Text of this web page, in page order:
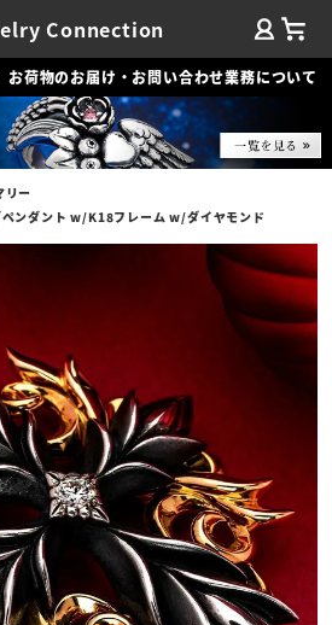
Connection
お荷物のお届け・お問い合わせ業務について
リー
ンダント w/K18フレーム w/ダイヤモンド